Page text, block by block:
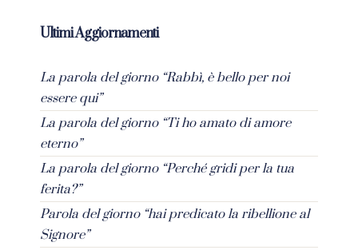
Ultimi Aggiornamenti
La parola del giorno “Rabbì, è bello per noi
essere qui”
La parola del giorno “Ti ho amato di amore
eterno”
La parola del giorno “Perché gridi per la tua
ferita?”
Parola del giorno “hai predicato la ribellione al
Signore”